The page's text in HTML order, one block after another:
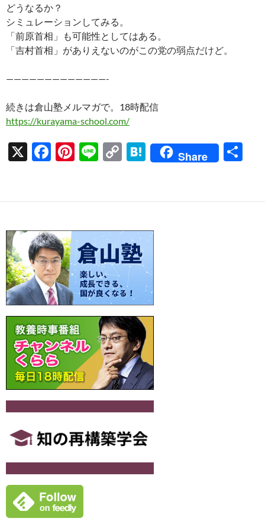
どうなるか？
シミュレーションしてみる。
「前原首相」も可能性としてはある。
「吉村首相」がありえないのがこの党の弱点だけど。
—————————————-
続きは倉山塾メルマガで。18時配信
https://kurayama-school.com/
X
F
b
o
o
k
Pi
es
t
Li
C
y
Li
n
k
H
n
a
Share